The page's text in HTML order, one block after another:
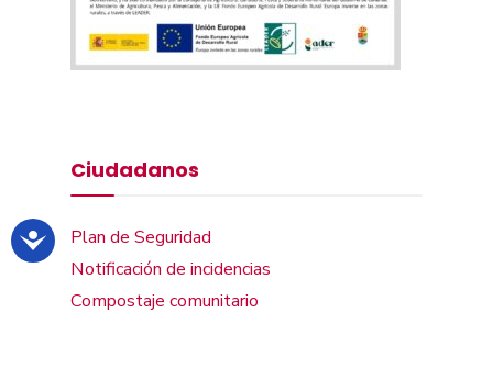
Ciudadanos
Plan de Seguridad
Notificación de incidencias
Compostaje comunitario